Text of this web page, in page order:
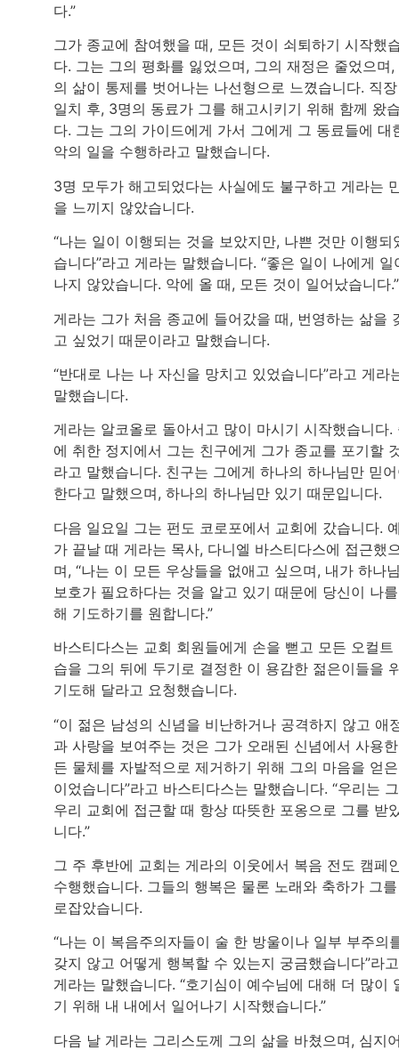
다.”
그가 종교에 참여했을 때, 모든 것이 쇠퇴하기 시작했
다. 그는 그의 평화를 잃었으며, 그의 재정은 줄었으며,
의 삶이 통제를 벗어나는 나선형으로 느꼈습니다. 직
일치 후, 3명의 동료가 그를 해고시키기 위해 함께 왔
다. 그는 그의 가이드에게 가서 그에게 그 동료들에 대
악의 일을 수행하라고 말했습니다.
3명 모두가 해고되었다는 사실에도 불구하고 게라는
을 느끼지 않았습니다.
“나는 일이 이행되는 것을 보았지만, 나쁜 것만 이행되
습니다”라고 게라는 말했습니다. “좋은 일이 나에게 일
나지 않았습니다. 악에 올 때, 모든 것이 일어났습니다.”
게라는 그가 처음 종교에 들어갔을 때, 번영하는 삶을
고 싶었기 때문이라고 말했습니다.
“반대로 나는 나 자신을 망치고 있었습니다”라고 게라
말했습니다.
게라는 알코올로 돌아서고 많이 마시기 시작했습니다.
에 취한 정지에서 그는 친구에게 그가 종교를 포기할
라고 말했습니다. 친구는 그에게 하나의 하나님만 믿
한다고 말했으며, 하나의 하나님만 있기 때문입니다.
다음 일요일 그는 펀도 코로포에서 교회에 갔습니다.
가 끝날 때 게라는 목사, 다니엘 바스티다스에 접근했
며, “나는 이 모든 우상들을 없애고 싶으며, 내가 하나
보호가 필요하다는 것을 알고 있기 때문에 당신이 나
해 기도하기를 원합니다.”
바스티다스는 교회 회원들에게 손을 뻗고 모든 오컬트
습을 그의 뒤에 두기로 결정한 이 용감한 젊은이들을
기도해 달라고 요청했습니다.
“이 젊은 남성의 신념을 비난하거나 공격하지 않고 애
과 사랑을 보여주는 것은 그가 오래된 신념에서 사용
든 물체를 자발적으로 제거하기 위해 그의 마음을 얻
이었습니다”라고 바스티다스는 말했습니다. “우리는
우리 교회에 접근할 때 항상 따뜻한 포옹으로 그를 받
니다.”
그 주 후반에 교회는 게라의 이웃에서 복음 전도 캠페
수행했습니다. 그들의 행복은 물론 노래와 축하가 그
로잡았습니다.
“나는 이 복음주의자들이 술 한 방울이나 일부 부주의
갖지 않고 어떻게 행복할 수 있는지 궁금했습니다”라고
게라는 말했습니다. “호기심이 예수님에 대해 더 많이
기 위해 내 내에서 일어나기 시작했습니다.”
다음 날 게라는 그리스도께 그의 삶을 바쳤으며, 심지